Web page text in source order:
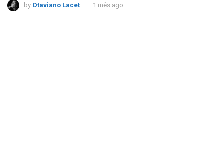
by Otaviano Lacet 1 mês ago